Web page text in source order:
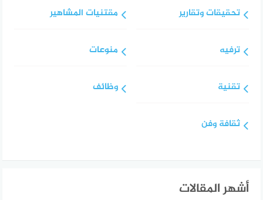
تحقيقات وتقارير
ترفيه
تقنية
ثقافة وفن
مقتنيات المشاهير
منوعات
وظائف
أشهر المقالات